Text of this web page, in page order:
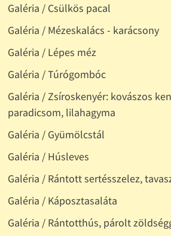
Galéria / Csülkös pacal
Galéria / Mézeskalács - karácsony
Galéria / Lépes méz
Galéria / Túrógombóc
Galéria / Zsíroskenyér: kovászos
paradicsom, lilahagyma
Galéria / Gyümölcstál
Galéria / Húsleves
Galéria / Rántott sertésszelez,
Galéria / Káposztasaláta
Galéria / Rántotthús, párolt